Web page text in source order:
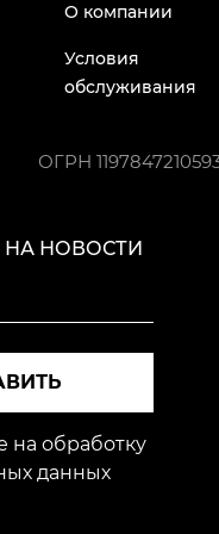
О компании
Условия
обслуживания
ОГРН
НА НОВОСТИ
на обработку
данных